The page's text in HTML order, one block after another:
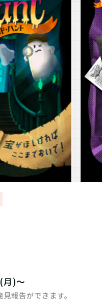
)～
報告ができます。